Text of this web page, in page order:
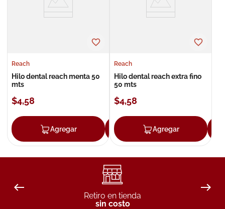
Reach
Hilo dental reach menta 50
mts
$4,58
Agregar Agregar
Reach
Hilo dental reach extra fino
50 mts
$4,58
Agregar
Retiro en tienda
sin costo